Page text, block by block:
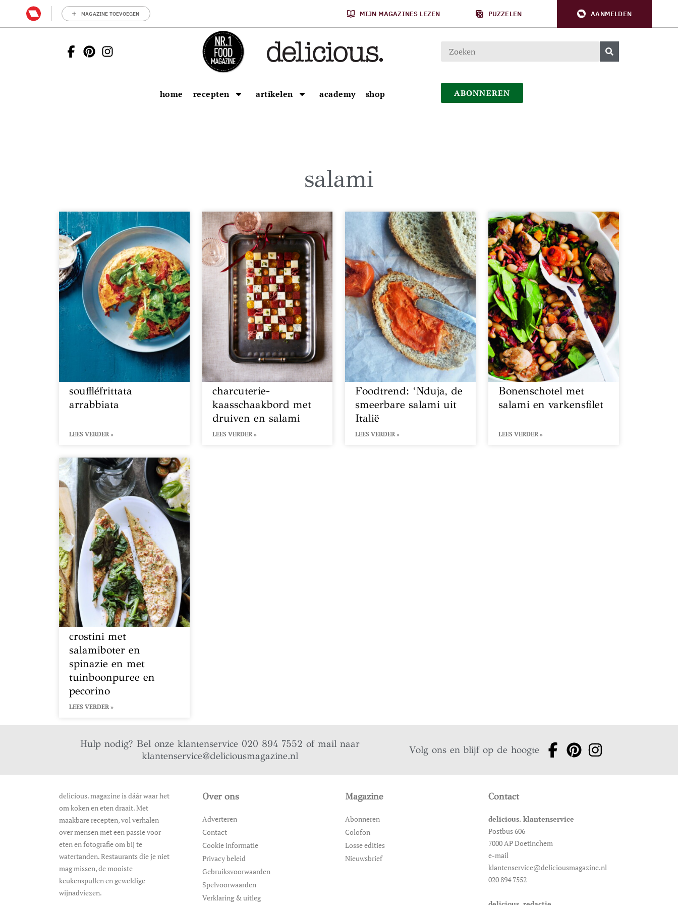
MAGAZINE TOEVOEGEN MIJN MAGAZINES LEZEN PUZZELEN AANMELDEN
home recepten artikelen academy shop ABONNEREN
salami
souffléfrittata
arrabbiata
LEES VERDER »
charcuterie-
kaasschaakbord met
druiven en salami
LEES VERDER »
Foodtrend: ‘Nduja, de
smeerbare salami uit
Italië
LEES VERDER »
Bonenschotel met
salami en varkensfilet
LEES VERDER »
crostini met
salamiboter en
spinazie en met
tuinboonpuree en
pecorino
LEES VERDER »
Hulp nodig? Bel onze klantenservice 020 894 7552 of mail naar
klantenservice@deliciousmagazine.nl
Volg ons en blijf op de hoogte
delicious. magazine is dáár waar het
om koken en eten draait. Met
maakbare recepten, vol verhalen
over mensen met een passie voor
eten en fotografie om bij te
watertanden. Restaurants die je niet
mag missen, de mooiste
keukenspullen en geweldige
wijnadviezen.
Over ons
Adverteren
Contact
Cookie informatie
Privacy beleid
Gebruiksvoorwaarden
Spelvoorwaarden
Verklaring & uitleg
Magazine
Abonneren
Colofon
Losse edities
Nieuwsbrief
Contact
delicious. klantenservice
Postbus 606
7000 AP Doetinchem
e-mail
klantenservice@deliciousmagazine.nl
020 894 7552